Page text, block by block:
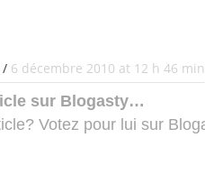
/ 6 décembre 2010 at 12 h 46 min
sur Blogasty…
Votez pour lui sur